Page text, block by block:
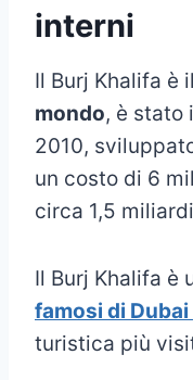
interni
Il Burj Khalifa è il
mondo, è stato
2010,
un costo di 6
circa 1,5
Il Burj Khalifa è
famosi di Dubai
turistica più